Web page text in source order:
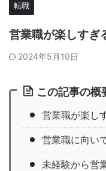
転職
営業職が楽しすぎ
2024年5月10日
この記事の概
営業職が楽し
営業職に向い
未経験から営